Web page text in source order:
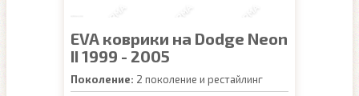
EVA коврики на Dodge Neon
II 1999 - 2005
Поколение: 2 поколение и рестайлинг